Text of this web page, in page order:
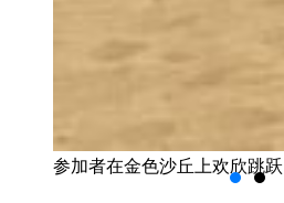
参加者在金色沙丘上欢欣跳跃